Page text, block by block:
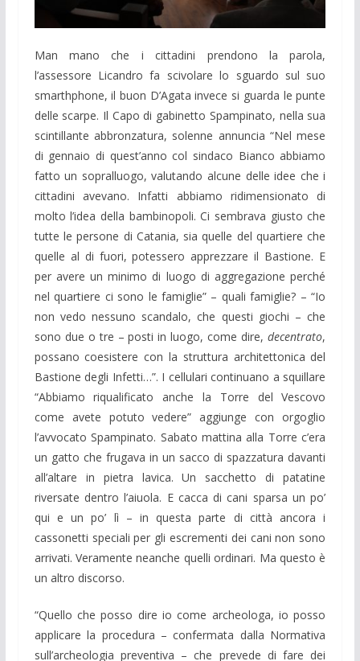
Man mano che i cittadini prendono la parola,
l’assessore Licandro fa scivolare lo sguardo sul suo
smarthphone, il buon D’Agata invece si guarda le punte
delle scarpe. Il Capo di gabinetto Spampinato, nella sua
scintillante abbronzatura, solenne annuncia “Nel mese
di gennaio di quest’anno col sindaco Bianco abbiamo
fatto un sopralluogo, valutando alcune delle idee che i
cittadini avevano. Infatti abbiamo ridimensionato di
molto l’idea della bambinopoli. Ci sembrava giusto che
tutte le persone di Catania, sia quelle del quartiere che
quelle al di fuori, potessero apprezzare il Bastione. E
per avere un minimo di luogo di aggregazione perché
nel quartiere ci sono le famiglie” – quali famiglie? – “Io
non vedo nessuno scandalo, che questi giochi – che
sono due o tre – posti in luogo, come dire,decentrato,
possano coesistere con la struttura architettonica del
Bastione degli Infetti…”. I cellulari continuano a squillare
“Abbiamo riqualificato anche la Torre del Vescovo
come avete potuto vedere” aggiunge con orgoglio
l’avvocato Spampinato. Sabato mattina alla Torre c’era
un gatto che frugava in un sacco di spazzatura davanti
all’altare in pietra lavica. Un sacchetto di patatine
riversate dentro l’aiuola. E cacca di cani sparsa un po’
qui e un po’ lì – in questa parte di città ancora i
cassonetti speciali per gli escrementi dei cani non sono
arrivati. Veramente neanche quelli ordinari. Ma questo è
un altro discorso.
“Quello che posso dire io come archeologa, io posso
applicare la procedura – confermata dalla Normativa
sull’archeologia preventiva – che prevede di fare dei